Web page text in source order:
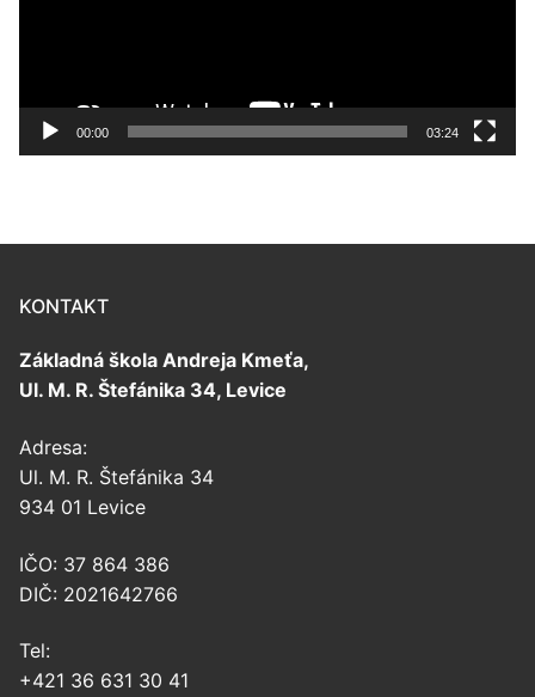
00:00 03:24
KONTAKT
Základná škola Andreja Kmeťa,
Ul. M. R. Štefánika 34, Levice
Adresa:
Ul. M. R. Štefánika 34
934 01 Levice
IČO: 37 864 386
DIČ: 2021642766
Tel:
+421 36 631 30 41